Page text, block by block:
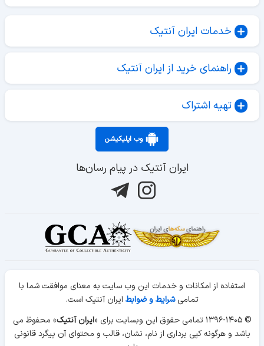
خدمات ایران آنتیک
راهنمای خرید از ایران آنتیک
تهیه اشتراک
وب اپلیکیشن
ایران آنتیک در پیام رسان‌ها
استفاده از امکانات و خدمات این وب سایت به معنای موافقت شما با
تمامیشرایط و ضوابط ایران آنتیک است.
© ۱۳۹۶-۱۴۰۵ تمامی حقوق این وبسایت برای «
ایران آنتیک» محفوظ می
باشد و هرگونه کپی برداری از نام، نشان، قالب و محتوای آن پیگرد قانونی